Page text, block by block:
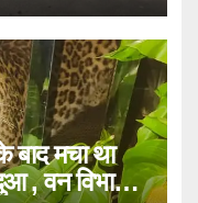
बाद मचा था
, वन विभाग